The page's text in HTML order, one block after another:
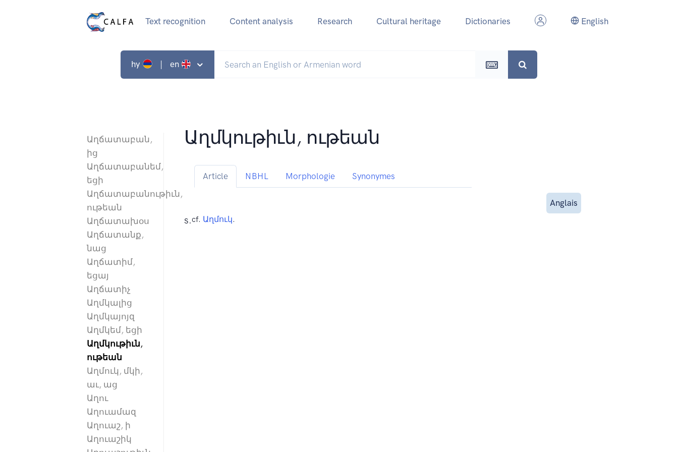
Text recognition Content analysis Research Cultural heritage Dictionaries English
hy | en
Աղճատաբան,
ից
Աղճատաբանեմ,
եցի
Աղճատաբանութիւն,
ութեան
Աղճատախօս
Աղճատանք,
նաց
Աղճատիմ,
եցայ
Աղճատիչ
Աղմկալից
Աղմկայոյզ
Աղմկեմ, եցի
Աղմկութիւն,
ութեան
Աղմուկ, մկի,
աւ, աց
Աղու
Աղուամազ
Աղուաշ, ի
Աղուաշիկ
Աղմկութիւն, ութեան
Article NBHL Morphologie Synonymes
Anglais
s.cf. Աղմուկ.